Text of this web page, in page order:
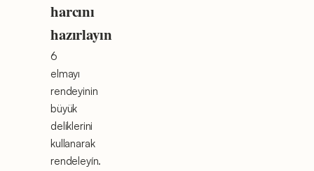
harcını
hazırlayın
6
elmayı
rendeyinin
büyük
deliklerini
kullanarak
rendeleyín.